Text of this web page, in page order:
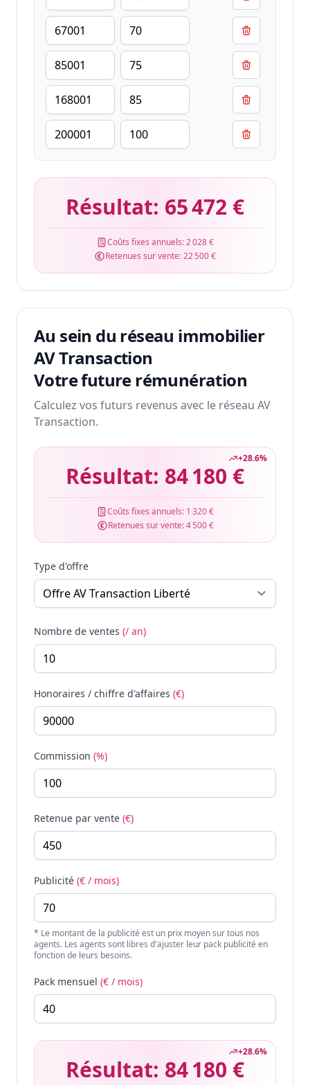
Résultat: 65 472 €
Coûts fixes annuels:2 028 €
Retenues sur vente:22 500 €
Au sein du réseau immobilier
AV Transaction
Votre future rémunération
Calculez vos futurs revenus avec le réseau AV
Transaction.
+28.6%
Résultat: 84 180 €
Coûts fixes annuels: 1 320 €
Retenues sur vente:4 500 €
Type d'offre
Nombre de ventes (/ an)
Honoraires / chiffre d'affaires (€)
Commission (%)
Retenue par vente (€)
Publicité (€ / mois)
* Le montant de la publicité est un prix moyen sur tous nos
agents. Les agents sont libres d'ajuster leur pack publicité en
fonction de leurs besoins.
Pack mensuel (€ / mois)
+28.6%
Résultat: 84 180 €